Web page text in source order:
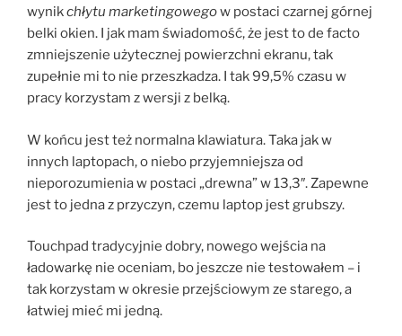
wynikchłytu marketingowegow postaci czarnej górnej
belki okien. I jak mam świadomość, że jest to de facto
zmniejszenie użytecznej powierzchni ekranu, tak
zupełnie mi to nie przeszkadza. I tak 99,5% czasu w
pracy korzystam z wersji z belką.
W końcu jest też normalna klawiatura. Taka jak w
innych laptopach, o niebo przyjemniejsza od
nieporozumienia w postaci „drewna” w 13,3″. Zapewne
jest to jedna z przyczyn, czemu laptop jest grubszy.
Touchpad tradycyjnie dobry, nowego wejścia na
ładowarkę nie oceniam, bo jeszcze nie testowałem – i
tak korzystam w okresie przejściowym ze starego, a
łatwiej mieć mi jedną.